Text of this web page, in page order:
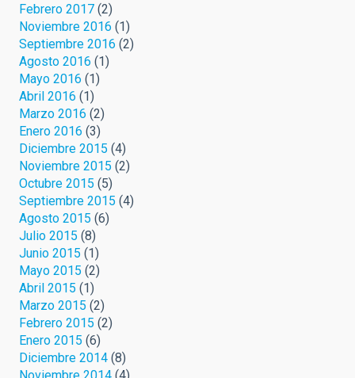
Febrero 2017 (2)
Noviembre 2016 (1)
Septiembre 2016 (2)
Agosto 2016 (1)
Mayo 2016 (1)
Abril 2016 (1)
Marzo 2016 (2)
Enero 2016 (3)
Diciembre 2015 (4)
Noviembre 2015 (2)
Octubre 2015 (5)
Septiembre 2015 (4)
Agosto 2015 (6)
Julio 2015 (8)
Junio 2015 (1)
Mayo 2015 (2)
Abril 2015 (1)
Marzo 2015 (2)
Febrero 2015 (2)
Enero 2015 (6)
Diciembre 2014 (8)